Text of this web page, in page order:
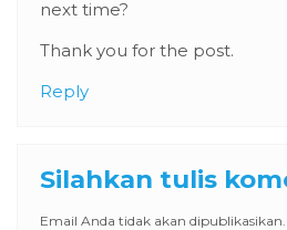
next time?
Thank you for the post.
Reply
Silahkan tulis
Email Anda tidak akan